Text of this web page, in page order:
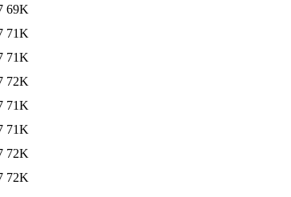
69K
71K
71K
72K
71K
71K
72K
72K